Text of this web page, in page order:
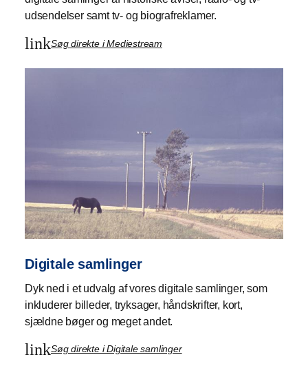
udsendelser samt tv- og biografreklamer.
linkSøg direkte i Mediestream
Digitale samlinger
Dyk ned i et udvalg af vores digitale samlinger, som
inkluderer billeder, tryksager, håndskrifter, kort,
sjældne bøger og meget andet.
linkSøg direkte i Digitale samlinger